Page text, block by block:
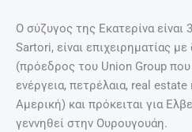
Ο σύζυγος της Εκατερίνα είναι
Sartori, είναι επιχειρηματίας
(πρόεδρος του Union Group που
ενέργεια, πετρέλαια, real estate
Αμερική) και πρόκειται για
γεννηθεί στην Ουρουγουάη.